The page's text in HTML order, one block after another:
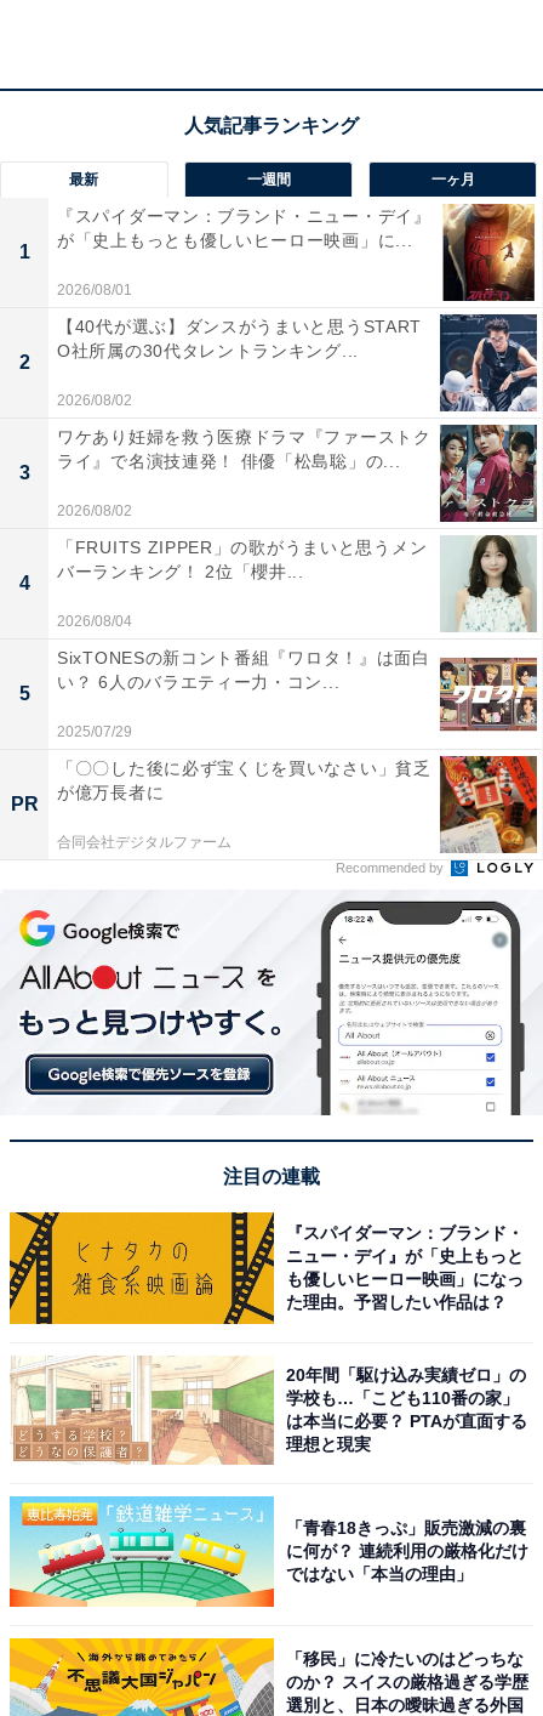
第1位：フグ田サザエ（サザエさん）（36名）
見事1位に選ばれたのは、なんと2位に選ばれたフグ田マ
スオの妻、『サザエさん』の主人公、フグ田サザエでし
た！ 早合点でおっちょこちょい、いつもカツオを怒って
いるイメージのサザエさんと、落ち着いていて優しいマ
スオさん。一見性格の違う2人ですが、違うからこそお
互いに補い合い、個性を尊重しあっているのでは。妻の
家族も自分の家族同様に大切にしてくれるマスオさんは
まさに理想の夫。そんなマスオさんのことをサザエさん
が大切に想う気持ちが画面から伝わってくるのではない
でしょうか。1位と2位に夫婦の2人が選ばれたことがそ
の証明のような気がしますね！
＞10位までの全ランキング結果を見る
・
1万3515人が選ぶ「理想のパパ」ランキング！ アニメ・
漫画部門3位「フグ田マスオ」、2位「草壁タツオ」、1
・
男性が選ぶ「お父さん・夫にしたい」マンガのキャラ！
2位『クッキングパパ』荒岩一味、1位はあのお父さん
・
『クレヨンしんちゃん』野原ひろし、1位はあのキャ
ラ！
・
位は『薬屋のひとりごと』の「猫猫」、1位は？
最新 一週間 一ヶ月
1
『スパイダーマン：ブランド・ニュー・デイ』
が「史上もっとも優しいヒーロー映画」に...
2026/08/01
2
【40代が選ぶ】ダンスがうまいと思うSTART
O社所属の30代タレントランキング...
2026/08/02
3
ワケあり妊婦を救う医療ドラマ『ファーストク
ライ』で名演技連発！ 俳優「松島聡」の...
2026/08/02
4
「FRUITS ZIPPER」の歌がうまいと思うメン
バーランキング！ 2位「櫻井...
2026/08/04
5
SixTONESの新コント番組『ワロタ！』は面白
い？ 6人のバラエティー力・コン...
2025/07/29
PR
「〇〇した後に必ず宝くじを買いなさい」貧乏
が億万長者に
合同会社デジタルファーム
Recommended by
注目の連載
『スパイダーマン：ブランド・
ニュー・デイ』が「史上もっと
も優しいヒーロー映画」になっ
た理由。予習したい作品は？
20年間「駆け込み実績ゼロ」の
学校も…「こども110番の家」
は本当に必要？ PTAが直面する
理想と現実
「青春18きっぷ」販売激減の裏
に何が？ 連続利用の厳格化だけ
ではない「本当の理由」
「移民」に冷たいのはどっちな
のか？ スイスの厳格過ぎる学歴
選別と、日本の曖昧過ぎる外国